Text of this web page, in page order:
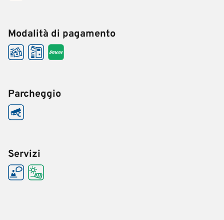
Modalità di pagamento
Parcheggio
Servizi